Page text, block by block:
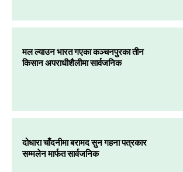
मल ल्याउन भारत गएका कञ्चनपुरका तीन
किसान अपराधीशैलीमा सार्वजनिक
दोधारा चाँदनीमा बरामद सुन गहना पत्रकार
सम्मलेन मार्फत सार्वजनिक